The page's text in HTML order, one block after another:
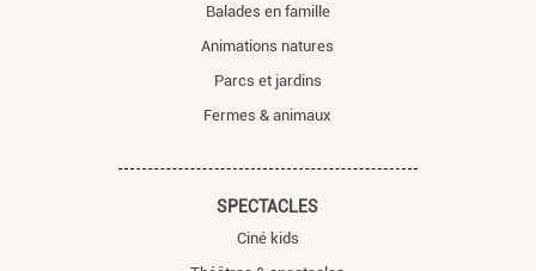
Balades en famille
Animations natures
Parcs et jardins
Fermes & animaux
SPECTACLES
Ciné kids